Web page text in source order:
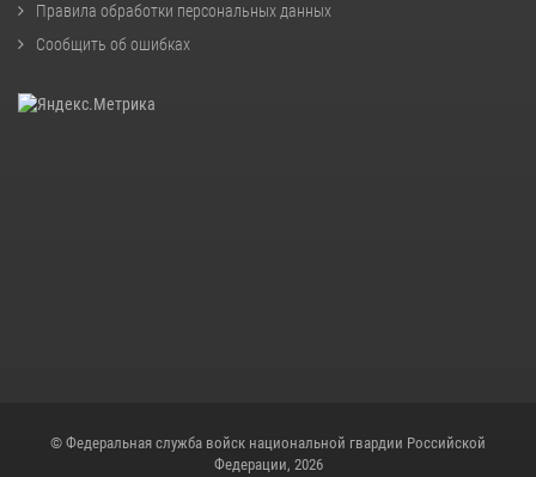
Правила обработки персональных данных
Сообщить об ошибках
© Федеральная служба войск национальной гвардии Российской
Федерации, 2026